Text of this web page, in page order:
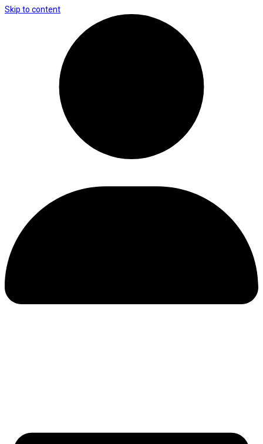
Skip to content